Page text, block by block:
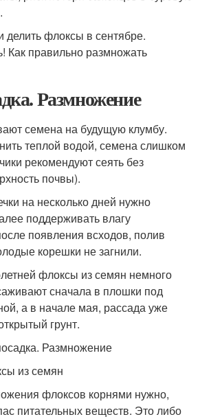
Размножение
семена на будущую клумбу.
теплой водой, семена слишком
рекомендуют сеять без
почвы).
на несколько дней нужно
поддерживать влагу
появления всходов, полив
корешки не загнили.
флоксы из семян немного
сначала в плошки под
а в начале мая, рассада уже
грунт.
из семян
флоксов корнями нужно,
питательных веществ. Это либо